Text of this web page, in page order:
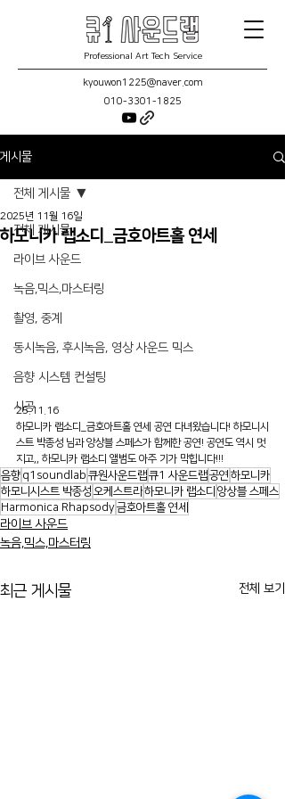
Professional Art Tech Service
kyouwon1225@naver.com
010-3301-1825
게시물
전체 게시물
라이브 사운드
녹음,믹스,마스터링
촬영, 중계
동시녹음, 후시녹음, 영상 사운드 믹스
음향 시스템 컨설팅
시공
전체 게시물
하모니카 랩소디_금호아트홀 연세
2025년 11월 16일
25.11.16
하모니카 랩소디_금호아트홀 연세 공연 다녀왔습니다! 하모니시
스트 박종성 님과 앙상블 스페스가 함께한 공연! 공연도 역시 멋
지고,, 하모니카 랩소디 앨범도 아주 기가 막힙니다!!!
음향 q1soundlab 큐원사운드랩큐1 사운드랩공연 하모니카
하모니시스트 박종성 오케스트라하모니카 랩소디 앙상블 스페스
Harmonica Rhapsody금호아트홀 연세
라이브 사운드
녹음,믹스,마스터링
최근 게시물 전체 보기